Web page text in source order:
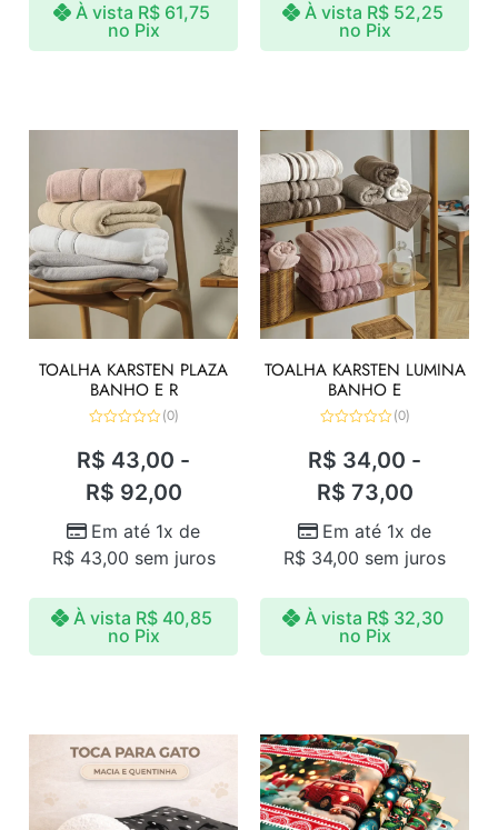
À vista R$61,75
no Pix
À vista R$52,25
no Pix
TOALHA KARSTEN PLAZA
BANHO E R
de
(0)
R$ 43,00 -
R$ 92,00
Em até 1x de
R$43,00 sem juros
À vista R$40,85
no Pix
TOALHA KARSTEN LUMINA
BANHO E
de
(0)
R$ 34,00 -
R$ 73,00
Em até 1x de
R$ 34,00 sem juros
À vista R$32,30
no Pix